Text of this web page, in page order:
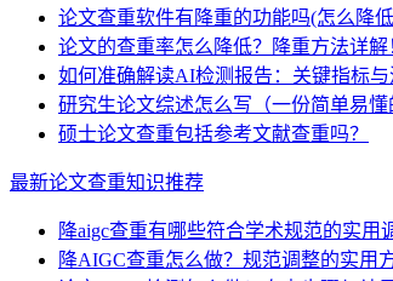
论文查重软件有降重的功能吗(怎么降
论文的查重率怎么降低？降重方法详解
如何准确解读AI检测报告：关键指标
研究生论文综述怎么写（一份简单易懂
硕士论文查重包括参考文献查重吗？
最新论文查重知识推荐
降aigc查重有哪些符合学术规范的实用
降AIGC查重怎么做？规范调整的实用